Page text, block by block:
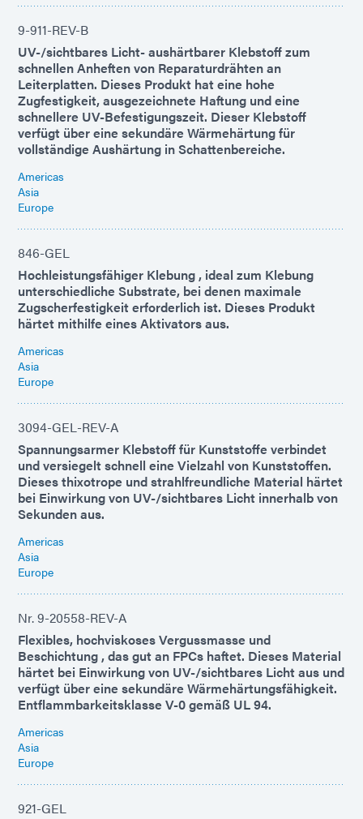
9-911-REV-B
UV-/sichtbares Licht- aushärtbarer Klebstoff zum
schnellen Anheften von Reparaturdrähten an
Leiterplatten. Dieses Produkt hat eine hohe
Zugfestigkeit, ausgezeichnete Haftung und eine
schnellere UV-Befestigungszeit. Dieser Klebstoff
verfügt über eine sekundäre Wärmehärtung für
vollständige Aushärtung in Schattenbereiche.
Americas
Asia
Europe
846-GEL
Hochleistungsfähiger Klebung , ideal zum Klebung
unterschiedliche Substrate, bei denen maximale
Zugscherfestigkeit erforderlich ist. Dieses Produkt
härtet mithilfe eines Aktivators aus.
Americas
Asia
Europe
3094-GEL-REV-A
Spannungsarmer Klebstoff für Kunststoffe verbindet
und versiegelt schnell eine Vielzahl von Kunststoffen.
Dieses thixotrope und strahlfreundliche Material härtet
bei Einwirkung von UV-/sichtbares Licht innerhalb von
Sekunden aus.
Americas
Asia
Europe
Nr. 9-20558-REV-A
Flexibles, hochviskoses Vergussmasse und
Beschichtung , das gut an FPCs haftet. Dieses Material
härtet bei Einwirkung von UV-/sichtbares Licht aus und
verfügt über eine sekundäre Wärmehärtungsfähigkeit.
Entflammbarkeitsklasse V-0 gemäß UL 94.
Americas
Asia
Europe
921-GEL